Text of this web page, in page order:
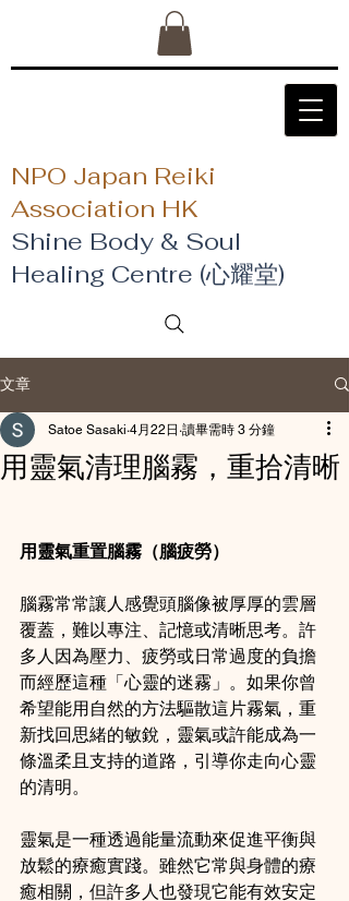
NPO Japan Reiki
Association HK
Shine Body & Soul
Healing Centre (心耀堂)
文章
用靈氣清理腦霧，重拾清晰
Satoe Sasaki 4月22日 讀畢需時 3 分鐘
用靈氣重置腦霧（腦疲勞）
腦霧常常讓人感覺頭腦像被厚厚的雲層
覆蓋，難以專注、記憶或清晰思考。許
多人因為壓力、疲勞或日常過度的負擔
而經歷這種「心靈的迷霧」。如果你曾
希望能用自然的方法驅散這片霧氣，重
新找回思緒的敏銳，靈氣或許能成為一
條溫柔且支持的道路，引導你走向心靈
的清明。
靈氣是一種透過能量流動來促進平衡與
放鬆的療癒實踐。雖然它常與身體的療
癒相關，但許多人也發現它能有效安定